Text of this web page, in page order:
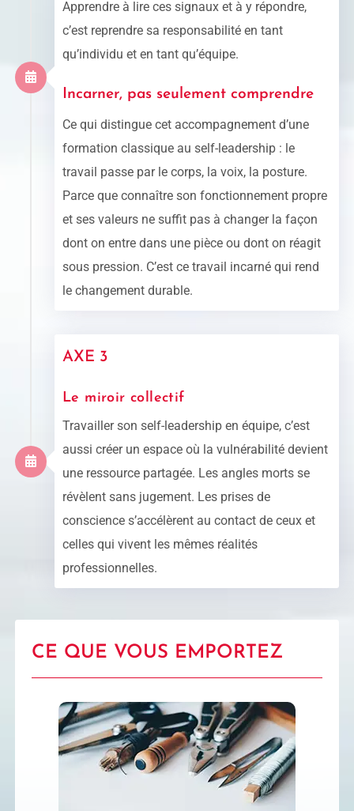
Apprendre à lire ces signaux et à y répondre,
c’est reprendre sa responsabilité en tant
qu’individu et en tant qu’équipe.
Incarner, pas seulement comprendre
Ce qui distingue cet accompagnement d’une
formation classique au self-leadership : le
travail passe par le corps, la voix, la posture.
Parce que connaître son fonctionnement propre
et ses valeurs ne suffit pas à changer la façon
dont on entre dans une pièce ou dont on réagit
sous pression. C’est ce travail incarné qui rend
le changement durable.
AXE 3
Le miroir collectif
Travailler son self-leadership en équipe, c’est
aussi créer un espace où la vulnérabilité devient
une ressource partagée. Les angles morts se
révèlent sans jugement. Les prises de
conscience s’accélèrent au contact de ceux et
celles qui vivent les mêmes réalités
professionnelles.
CE QUE VOUS EMPORTEZ